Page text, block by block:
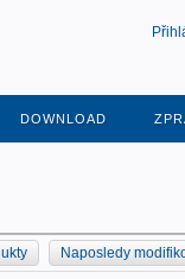
DOWNLOAD
Naposledy